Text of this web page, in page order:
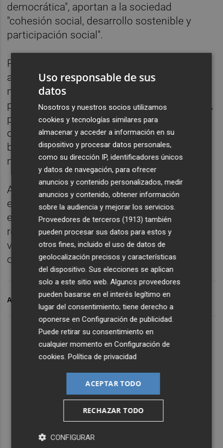
democrática", aportan a la sociedad
"cohesión social, desarrollo sostenible y
participación social".
Por ello, abogan por promover el
asociacionismo y el desarrollo del
movimiento vecinal como cauce
participativo de la ciudadanía, incluyéndolas,
por ejemplo, en la agenda política municipal
o creando consejos de ciudadanía en
beneficio de la calidad de vida de los
municipios y barrios del territorio español.
Asimismo piden al Gobierno que analice el
establecimiento de una regulación
específica que establezca los principios
rectores de actuación de las organizaciones
vecinales, garantizando sus derechos y
obligaciones.
ARCHIVADO EN ASOCIACIONES DE VECINOS
Uso responsable de sus
datos
Nosotros y nuestros socios utilizamos
cookies y tecnologías similares para
almacenar y acceder a información en su
dispositivo y procesar datos personales,
como su dirección IP, identificadores únicos
y datos de navegación, para ofrecer
anuncios y contenido personalizados, medir
anuncios y contenido, obtener información
sobre la audiencia y mejorar los servicios.
Proveedores de terceros (1913) también
pueden procesar sus datos para estos y
otros fines, incluido el uso de datos de
geolocalización precisos y características
del dispositivo. Sus elecciones se aplican
solo a este sitio web. Algunos proveedores
pueden basarse en el interés legítimo en
lugar del consentimiento; tiene derecho a
oponerse enConfiguración de publicidad.
Puede retirar su consentimiento en
cualquier momento enConfiguración de
cookies.Política de privacidad
ACEPTAR TODO
RECHAZAR TODO
CONFIGURAR